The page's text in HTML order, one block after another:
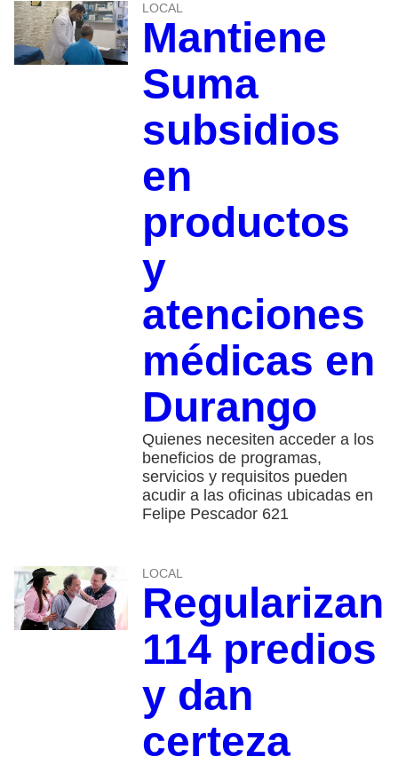
LOCAL
Mantiene
Suma
subsidios
en
productos
y
atenciones
médicas en
Durango
Quienes necesiten acceder a los
beneficios de programas,
servicios y requisitos pueden
acudir a las oficinas ubicadas en
Felipe Pescador 621
LOCAL
Regularizan
114 predios
y dan
certeza